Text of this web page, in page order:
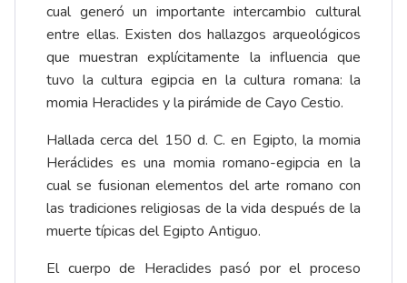
cual generó un importante intercambio cultural
entre ellas. Existen dos hallazgos arqueológicos
que muestran explícitamente la influencia que
tuvo la cultura egipcia en la cultura romana: la
momia Heraclides y la pirámide de Cayo Cestio.
Hallada cerca del 150 d. C. en Egipto, la momia
Heráclides es una momia romano-egipcia en la
cual se fusionan elementos del arte romano con
las tradiciones religiosas de la vida después de la
muerte típicas del Egipto Antiguo.
El cuerpo de Heraclides pasó por el proceso